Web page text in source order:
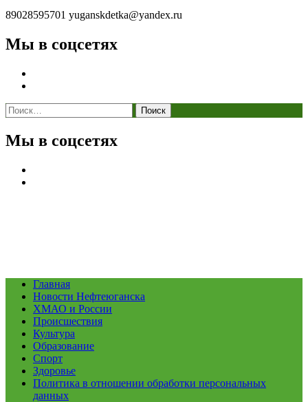
89028595701 yuganskdetka@yandex.ru
Мы в соцсетях
Найти:
Мы в соцсетях
Главная
Новости Нефтеюганска
ХМАО и России
Происшествия
Культура
Образование
Спорт
Здоровье
Политика в отношении обработки персональных
данных